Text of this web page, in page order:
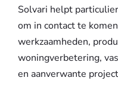
Solvari helpt
om in contact te
werkzaamheden,
woningverbetering,
en aanverwante